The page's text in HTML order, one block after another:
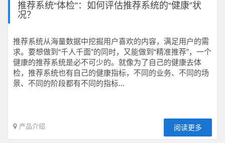
推荐系统“体检”：如何评估推荐系统的“健康”状
况？
推荐系统从海量数据中挖掘用户喜欢的内容，满足用户的需
求。要想做到“千人千面”的同时，又能做到“精准推荐”，一个
健康的推荐系统是必不可少的。就像为了自己的健康去体
检，推荐系统也有自己的健康指标，不同的业务、不同的场
景、不同的阶段都有不同的指标...
产品介绍 阅读更多